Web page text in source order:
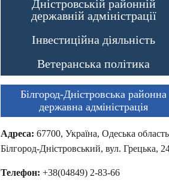
Дністровській районній
державній адміністрації
Інвестиційна діяльність
Ветеранська політика
Білгород-Дністровська районна
державна адміністрація
Адреса: 67700, Україна, Одеська
Білгород-Дністровський, вул. Грецька,
Телефон: +38(04849) 2-83-66